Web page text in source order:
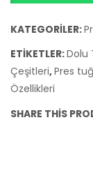
KATEGORILER:
ETIKETLER:Dolu
Çeşitleri,Pres
Özellikleri
SHARE THIS